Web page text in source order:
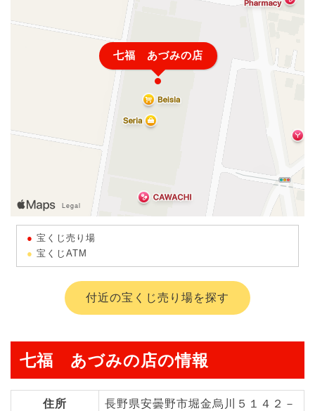
七福 あづみの店
宝くじ売り場
宝くじATM
付近の宝くじ売り場を探す
七福 あづみの店の情報
住所
長野県安曇野市堀金烏川５１４２－